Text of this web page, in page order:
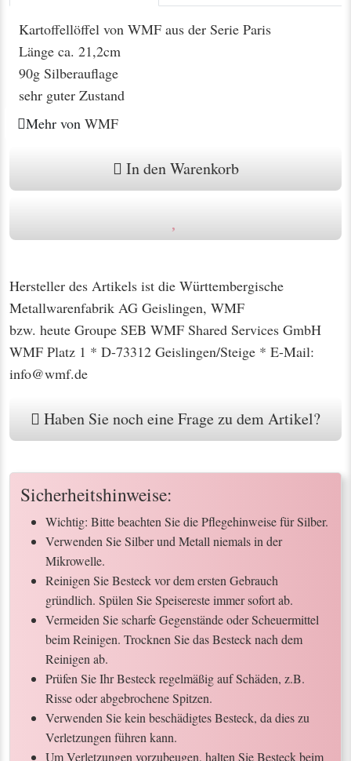
Kartoffellöffel von WMF aus der Serie Paris
Länge ca. 21,2cm
90g Silberauflage
sehr guter Zustand
Mehr von WMF
In den Warenkorb
Hersteller des Artikels ist die Württembergische
Metallwarenfabrik AG Geislingen, WMF
bzw. heute Groupe SEB WMF Shared Services GmbH
WMF Platz 1 * D-73312 Geislingen/Steige * E-Mail:
info@wmf.de
Haben Sie noch eine Frage zu dem Artikel?
Sicherheitshinweise:
Wichtig: Bitte beachten Sie die Pflegehinweise für Silber.
Verwenden Sie Silber und Metall niemals in der
Mikrowelle.
Reinigen Sie Besteck vor dem ersten Gebrauch
gründlich. Spülen Sie Speisereste immer sofort ab.
Vermeiden Sie scharfe Gegenstände oder Scheuermittel
beim Reinigen. Trocknen Sie das Besteck nach dem
Reinigen ab.
Prüfen Sie Ihr Besteck regelmäßig auf Schäden, z.B.
Risse oder abgebrochene Spitzen.
Verwenden Sie kein beschädigtes Besteck, da dies zu
Verletzungen führen kann.
Um Verletzungen vorzubeugen, halten Sie Besteck beim